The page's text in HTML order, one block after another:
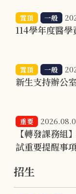
置頂 一般
114學年度醫
置頂 一般
新生支持辦公
重要
【轉發課務組
試重要提醒事
招生